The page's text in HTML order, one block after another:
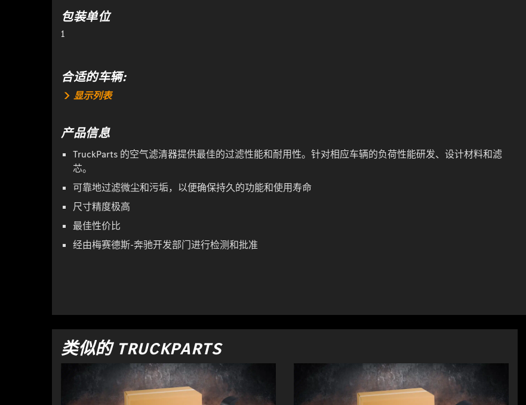
包装单位
1
合适的车辆:
显示列表
产品信息
TruckParts 的空气滤清器提供最佳的过滤性能和耐用性。针对相应车辆的负荷性能研发、设计材料和滤
芯。
可靠地过滤微尘和污垢，以便确保持久的功能和使用寿命
尺寸精度极高
最佳性价比
经由梅赛德斯-奔驰开发部门进行检测和批准
类似的 TRUCKPARTS